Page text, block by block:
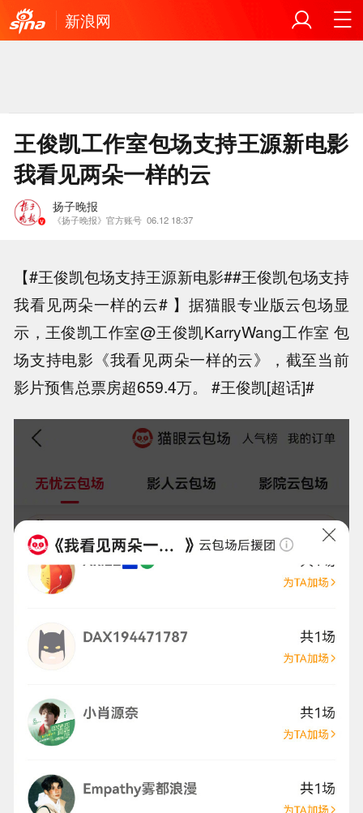
新浪网
王俊凯工作室包场支持王源新电影
我看见两朵一样的云
扬子晚报
《扬子晚报》官方账号 06.12 18:37
【#王俊凯包场支持王源新电影##王俊凯包场支持
我看见两朵一样的云# ​】据猫眼专业版云包场显
示，王俊凯工作室@王俊凯KarryWang工作室 包
场支持电影《我看见两朵一样的云》，截至当前
影片预售总票房超659.4万。 #王俊凯[超话]#